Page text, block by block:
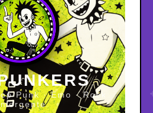
Punk · Emo · Rock